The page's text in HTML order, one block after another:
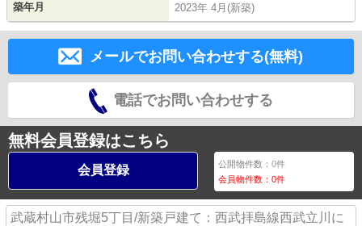
築年月 2023年 4月(新築)
メールでお問い合わせする(無料)
電話でお問い合わせする
無料会員登録はこちら
会員登録 公開物件数：0件
会員物件数：0件
武蔵村山市残堀5丁目/新築戸建て：西武拝島線西武立川に